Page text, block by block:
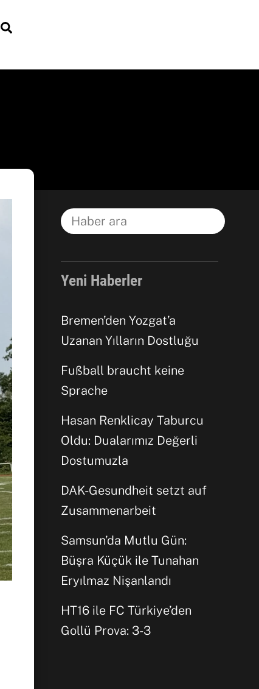
Yeni Haberler
Bremen’den Yozgat’a
Uzanan Yılların Dostluğu
Fußball braucht keine
Sprache
Hasan Renklicay Taburcu
Oldu: Dualarımız Değerli
Dostumuzla
DAK-Gesundheit setzt auf
Zusammenarbeit
Samsun’da Mutlu Gün:
Büşra Küçük ile Tunahan
Eryılmaz Nişanlandı
HT16 ile FC Türkiye’den
Gollü Prova: 3-3